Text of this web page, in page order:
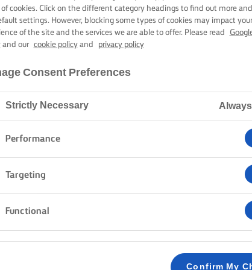
Home
Το αρνί δεν χρειάζεται να πάρει πολύ χρόνο.
συνταγή για τρυφερά, ζουμερά, πεντανόστιμα
Πλούσια καρυκευμένα με σκόρδο,
γεμάτα βαθιά, αρωματικά αρώματα – που
πινελιά πικάντικης μουστάρδας Ντιζόν. Απλό
cookies. Click on the different category headings to find out more
settings. However, blocking some types of cookies may impact your
of the site and the services we are able to offer. Please read
and our cookie policyand privacy policy
Consent Preferences
Strictly Necessary
Performance
Targeting
Functional
Confirm My